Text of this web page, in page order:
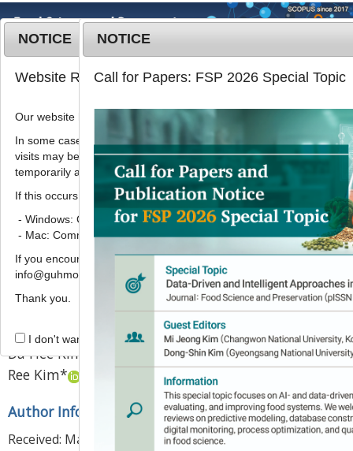
T
o
g
l
e
v
i
g
t
o
MENU
2019;26(5):505
pISSN: 1738-7248, eISSN: 2287-
7428
DOI:https://doi.org/10.11002/kjfp.2019.26.5.505
Article
숙성 흑 맥문동의 품질특성 및 항산화능
김다희,오다래 백승연,김미리*
Quality characteristics and
antioxidant activities of aged black
Liriope platyphylla
Da Hee Kim ,Seung Yeon Baek,Mee
Ree Kim*
Author Information & Copyright▼
Received: May 27, 2019 ; Revised:Jul 21, 2019; Accepted:
NOTICE
Website Renewal Notice
Our website has recently been renewed.
In some cases, images, CSS files, or other settings saved in your
visits may be reused instead of downloading the latest files. As a
temporarily appear incorrectly or may not display properly.
If this occurs, please perform a hard refresh.
- Windows: Ctrl + F5
- Mac: Command + Shift + R
If you encounter any errors or difficulties while using the website,
info@guhmok.com.
Thank you.
I don't want to open this window for a day.
NOTICE
Call for Papers: FSP 2026 Special Topic